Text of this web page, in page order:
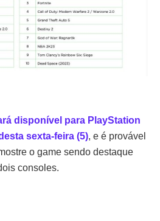
disponível para PlayStation
sexta-feira (5), e é provável
o game sendo destaque
consoles.